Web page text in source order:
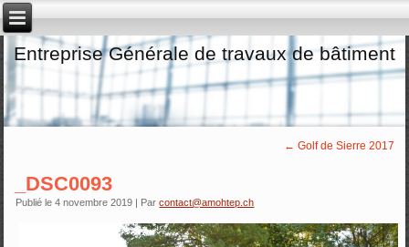
Entreprise Générale de travaux de bâtiment
← Golf de Sierre 2017
_DSC0093
Publié le 4 novembre 2019 | Par contact@amohtep.ch